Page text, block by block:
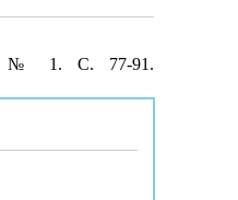
№ 1. С. 77-91.